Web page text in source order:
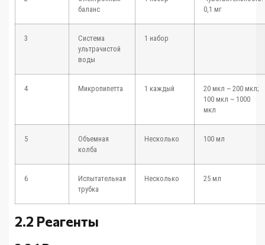
баланс
0,1 мг
3
Система
ультрачистой
воды
1 набор
4 Микропипетта 1 каждый
20 мкл ~ 200 мкл;
100 мкл ~ 1000
мкл
5
Объемная
колба
Несколько 100 мл
6
Испытательная
трубка
Несколько 25 мл
2.2 Реагенты